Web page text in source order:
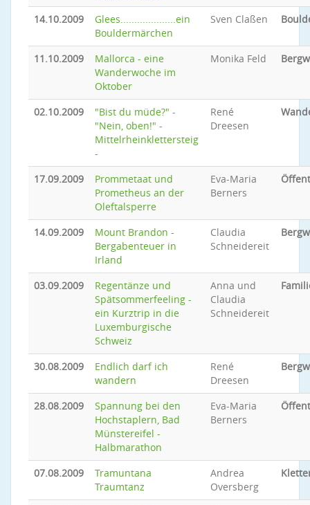
14.10.2009
Glees....................ein
Bouldermärchen
Sven Claßen
11.10.2009
Mallorca - eine
Wanderwoche im
Oktober
Monika Feld
02.10.2009
"Bist du müde?" -
"Nein, oben!" -
Mittelrheinklettersteig
-
René
Dreesen
17.09.2009
Prommetaat und
Prometheus an der
Oleftalsperre
Eva-Maria
Berners
14.09.2009
Mount Brandon -
Bergabenteuer in
Irland
Claudia
Schneidereit
03.09.2009
Regentänze und
Spätsommerfeeling -
ein Kurztrip in die
Luxemburgische
Schweiz
Anna und
Claudia
Schneidereit
30.08.2009
Endlich darf ich
wandern
René
Dreesen
28.08.2009
Spannung bei den
Hochstaplern, Bad
Münstereifel -
Halbmarathon
Eva-Maria
Berners
07.08.2009
Tramuntana
Traumtanz
Andrea
Oversberg